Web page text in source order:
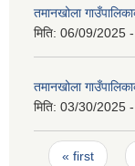
तमानखोला
मिति: 06/09/2025
तमानखोला
मिति: 03/30/2025
Pages
« first